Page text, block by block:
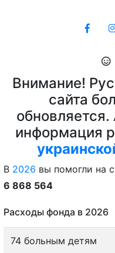
Внимание!
сайта
обновляется.
информация
В 2026 вы помогли на
6 868 564
Расходы фонда в 2026
74 больным детям